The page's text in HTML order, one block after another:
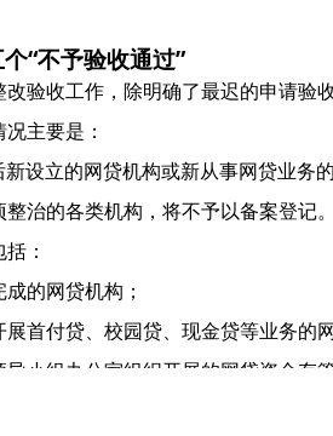
“不予验收通过”
验收工作，除明确了最迟的申请验
主要是：
设立的网贷机构或新从事网贷业务
治的各类机构，将不予以备案登记。
：
的网贷机构；
首付贷、校园贷、现金贷等业务的
小组办公室组织开展的网贷资金存
进行合作的网贷机构，或存量合作业